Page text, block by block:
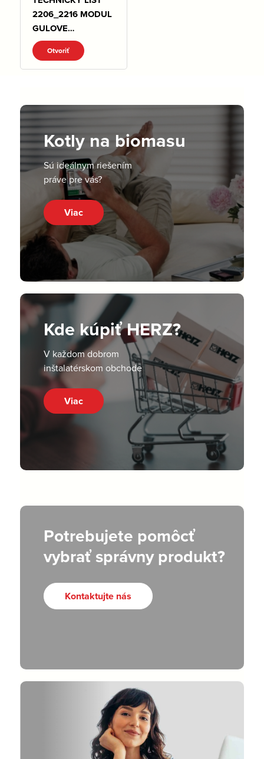
2206_2216 MODUL
GULOVE
KOHUTY.pdf
Otvoriť
Kotly na biomasu
Sú ideálnym riešením
práve pre vás?
Viac
Kde kúpiť HERZ?
V každom dobrom
inštalatérskom obchode
Viac
Potrebujete pomôcť
vybrať správny produkt?
Kontaktujte nás